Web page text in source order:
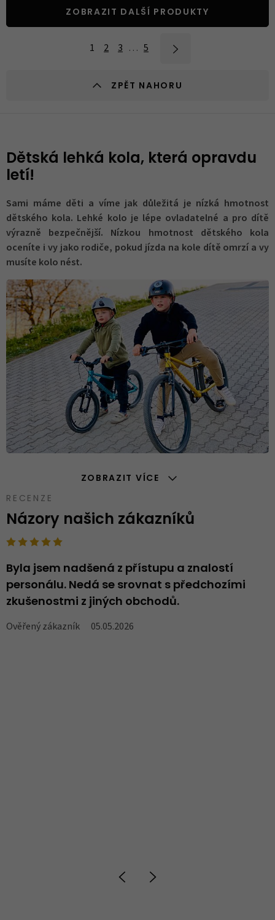
ZPĚT NAHORU
ZOBRAZIT DALŠÍ PRODUKTY
1 2 3 … 5
Dětská lehká kola, která opravdu
letí!
Sami máme děti a víme jak důležitá je nízká hmotnost
dětského kola. Lehké kolo je lépe ovladatelné a pro dítě
výrazně bezpečnější. Nízkou hmotnost dětského kola
oceníte i vy jako rodiče, pokud jízda na kole dítě omrzí a vy
musíte kolo nést.
ZOBRAZIT VÍCE
RECENZE
Názory našich zákazníků
Byla jsem nadšená z přístupu a znalostí
personálu. Nedá se srovnat s předchozími
zkušenostmi z jiných obchodů.
Ověřený zákazník 05.05.2026